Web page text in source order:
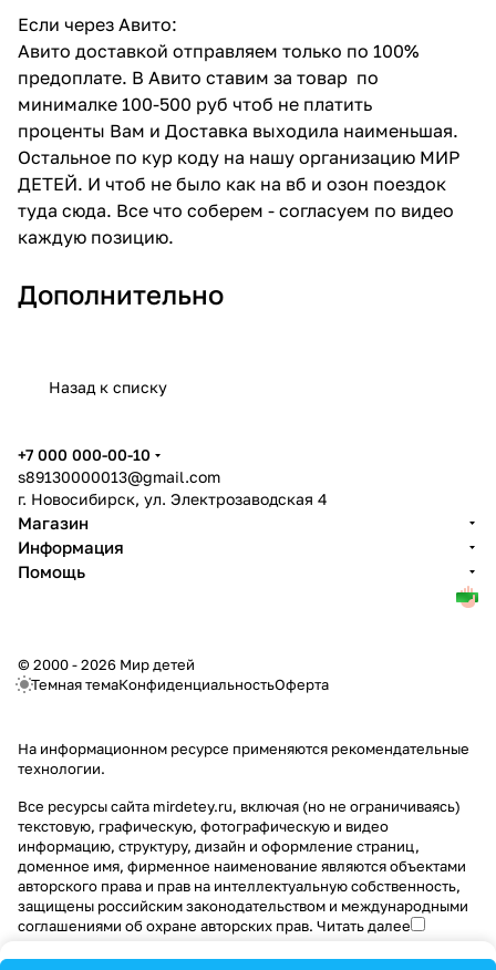
Если через Авито:
Авито доставкой отправляем только по 100%
предоплате. В Авито ставим за товар по
минималке 100-500 руб чтоб не платить
проценты Вам и Доставка выходила наименьшая.
Остальное по кур коду на нашу организацию МИР
ДЕТЕЙ. И чтоб не было как на вб и озон поездок
туда сюда. Все что соберем - согласуем по видео
каждую позицию.
Дополнительно
Назад к списку
+7 000 000-00-10
s89130000013@gmail.com
г. Новосибирск, ул. Электрозаводская 4
Магазин
Информация
Помощь
© 2000 - 2026 Мир детей
Темная темаКонфиденциальностьОферта
На информационном ресурсе применяются рекомендательные
технологии.
Все ресурсы сайта mirdetey.ru, включая (но не ограничиваясь)
текстовую, графическую, фотографическую и видео
информацию, структуру, дизайн и оформление страниц,
доменное имя, фирменное наименование являются объектами
авторского права и прав на интеллектуальную собственность,
защищены российским законодательством и международными
соглашениями об охране авторских прав. Читать далее